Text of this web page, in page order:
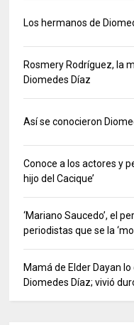
Los hermanos de
Rosmery Rodríguez, la
Diomedes Díaz
Así se conocieron
Conoce a los actores y
hijo del Cacique’
‘Mariano Saucedo’, el
periodistas que se la
Mamá de Elder Dayan
Diomedes Díaz; vivió